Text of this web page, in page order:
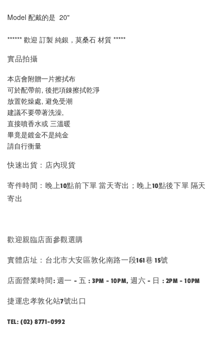
Model 配戴的是  20"
****** 歡迎 訂製 純銀，莫桑石 材質 *****
實品拍攝
本店會附贈一片擦拭布
可於配帶前, 後把項錬擦拭乾淨
放置乾燥處, 避免受潮
建議不要帶著洗澡,
直接噴香水或 三溫暖
畢竟是鍍金不是純金
請自行衡量
快速出貨：店內現貨
寄件時間：晚上10點前下單 當天寄出；晚上10點後下單 隔天
寄出
歡迎親臨店面參觀選購
實體店址：台北市大安區敦化南路一段161巷 15號
店面營業時間: 週一 - 五 : 3PM - 10PM, 週六 - 日 : 2PM - 10PM
捷運忠孝敦化站7號出口
TEL: (02) 8771-0992